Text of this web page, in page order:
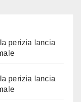
perizia lancia
perizia lancia